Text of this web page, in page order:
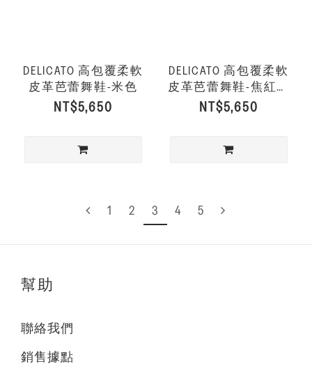
DELICATO 高包覆柔軟
皮革芭蕾舞鞋-米色
NT$5,650
DELICATO 高包覆柔軟
皮革芭蕾舞鞋-焦紅莓
色
NT$5,650
1 2 3 4 5
幫助
聯絡我們
銷售據點